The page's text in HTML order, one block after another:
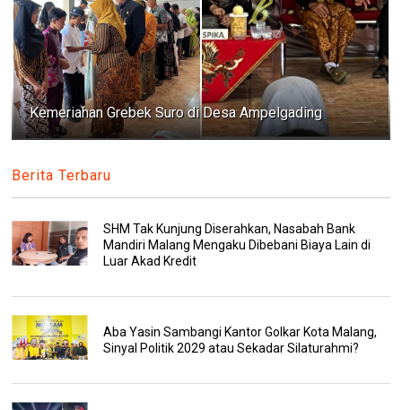
Kemeriahan Grebek Suro di Desa Ampelgading
Berita Terbaru
SHM Tak Kunjung Diserahkan, Nasabah Bank
Mandiri Malang Mengaku Dibebani Biaya Lain di
Luar Akad Kredit
Aba Yasin Sambangi Kantor Golkar Kota Malang,
Sinyal Politik 2029 atau Sekadar Silaturahmi?